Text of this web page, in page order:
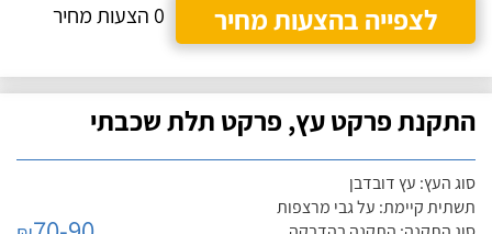
לצפייה בהצעות מחיר
0 הצעות מחיר
התקנת פרקט עץ, פרקט תלת שכבתי
סוג העץ: עץ דובדבן
תשתית קיימת: על גבי מרצפות